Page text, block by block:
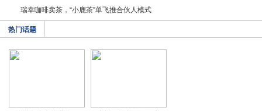
瑞幸咖啡卖茶，“小鹿茶”单飞推合伙人模式
热门话题